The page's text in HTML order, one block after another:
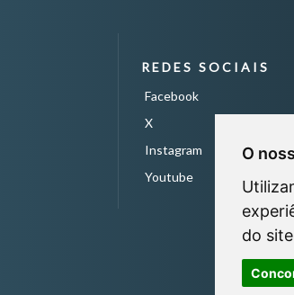
O
do
REDES SOCIAIS
Facebook
X
Instagram
Youtube